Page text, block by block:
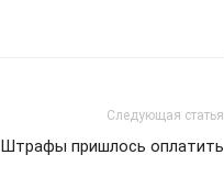
Следующая статья
Штрафы пришлось оплатить